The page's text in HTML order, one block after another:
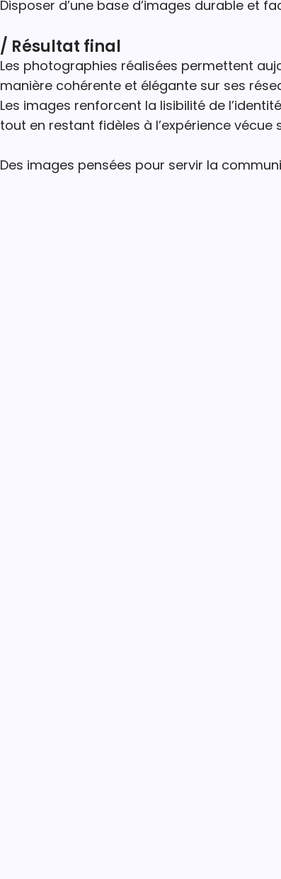
Disposer d’une base d’images durable et
/ Résultat final
Les photographies réalisées permettent
manière cohérente et élégante sur ses
Les images renforcent la lisibilité de
tout en restant fidèles à l’expérience vécue
Des images pensées pour servir la